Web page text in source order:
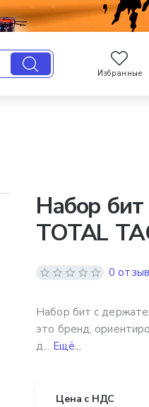
Избранные
Набор
TOTAL
Набор бит с
это бренд,
д... Ещё...
0
Цена с НДС